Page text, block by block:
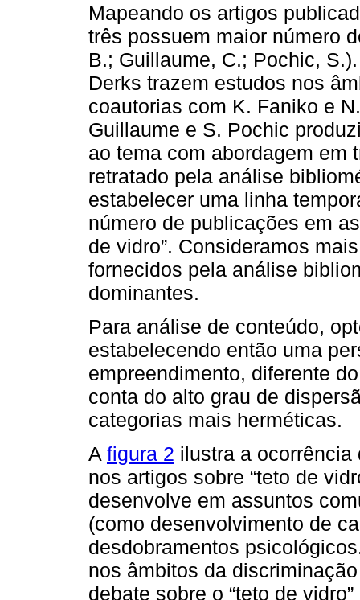
Mapeando os artigos
três possuem maior número
B.; Guillaume, C.; Pochic,
Derks trazem estudos nos
coautorias com K. Faniko e
Guillaume e S. Pochic
ao tema com abordagem em
retratado pela análise
estabelecer uma linha
número de publicações em
de vidro”. Consideramos
fornecidos pela análise
dominantes.
Para análise de conteúdo,
estabelecendo então uma
empreendimento, diferente
conta do alto grau de
categorias mais herméticas.
A figura 2 ilustra a
nos artigos sobre “teto de
desenvolve em assuntos
(como desenvolvimento de
desdobramentos
nos âmbitos da
debate sobre o “teto de